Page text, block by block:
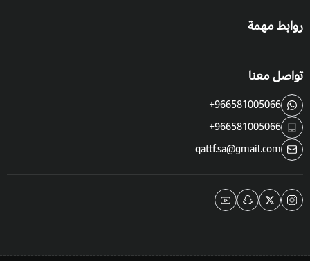
روابط مهمة
تواصل معنا
+966581005066
+966581005066
qattf.sa@gmail.com